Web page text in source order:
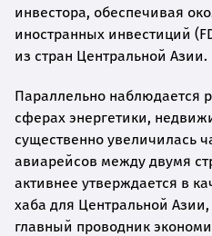
инвестора, обеспечивая
иностранных инвестиций
из стран Центральной Азии.
Параллельно наблюдается
сферах энергетики,
существенно увеличилась
авиарейсов между двумя
активнее утверждается в
хаба для Центральной
главный проводник